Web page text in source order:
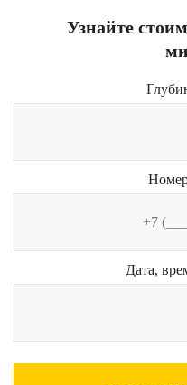
Узнайте
Дата,